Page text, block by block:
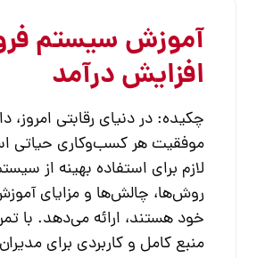
آموزش سیستم
افزایش درآمد
چکیده: در دنیای رقابتی
موفقیت هر کسب‌وکاری
لازم برای استفاده بهینه از
روش‌ها، چالش‌ها و مزایای
منبع کامل و کاربردی برای